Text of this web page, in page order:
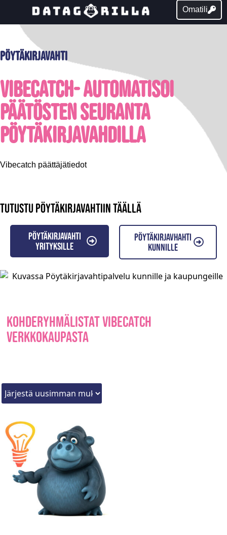
Omatili
Pöytäkirjavahti
Vibecatch- Automatisoi
päätösten seuranta
pöytäkirjavahdilla
Vibecatch päättäjätiedot
Tutustu pöytäkirjavahtiin täällä
Pöytäkirjavahti
yrityksille
Pöytäkirjavhahti
kunnille
Kohderyhmälistat Vibecatch
verkkokaupasta